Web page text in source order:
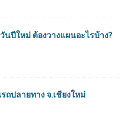
นปีใหม่ ต้องวางแผนอะไรบ้าง?
ถปลายทาง จ.เชียงใหม่